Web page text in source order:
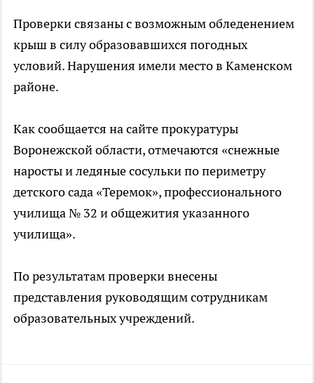
Проверки связаны с возможным обледенением
крыш в силу образовавшихся погодных
условий. Нарушения имели место в Каменском
районе.
Как сообщается на сайте прокуратуры
Воронежской области, отмечаются «снежные
наросты и ледяные сосульки по периметру
детского сада «Теремок», профессионального
училища № 32 и общежития указанного
училища».
По результатам проверки внесены
представления руководящим сотрудникам
образовательных учреждений.